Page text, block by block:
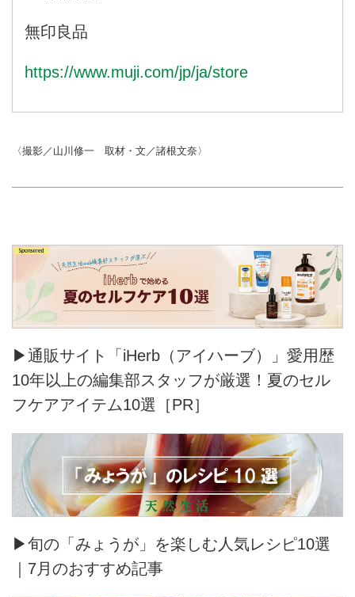
はの便利な使い方も教えていただ
編集部が訪れたのは、使う人の目
いでしょうか。そこで天然生活編
集部が無印良品の本社を訪ね、商
らではの便利な使い方も教えてい
肌をケアしながらメイク。私を整
線に立った使い勝手のいい“良い
品”を届ける「無印良品」の本社
です。今回お話を聞いたのは、メ
イク...
無印良品
https://www.muji.com/jp/ja/store
〈撮影／山川修一 取材・文／諸根文奈〉
▶通販サイト「iHerb（アイハーブ）」愛用歴
10年以上の編集部スタッフが厳選！夏のセル
フケアアイテム10選［PR］
▶旬の「みょうが」を楽しむ人気レシピ10選
｜7月のおすすめ記事